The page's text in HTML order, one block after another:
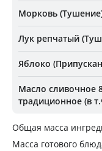
Морковь
Лук репчатый
Яблоко
Масло сливочное
традиционное (в
Общая масса
Масса готового